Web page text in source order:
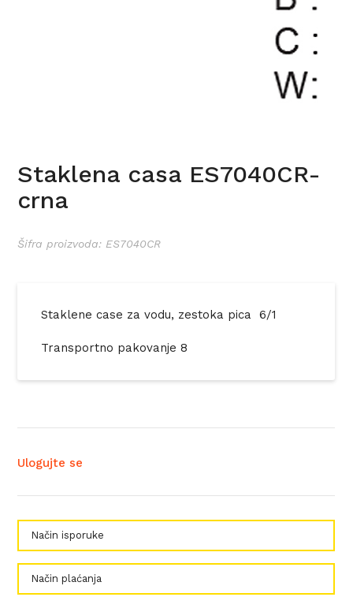
Staklena casa ES7040CR-
crna
Šifra proizvoda: ES7040CR
Staklene case za vodu, zestoka pica 6/1
Transportno pakovanje 8
Ulogujte se
Način isporuke
Način plaćanja